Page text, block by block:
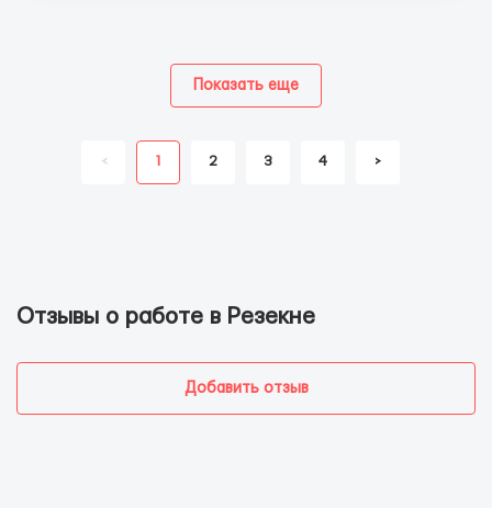
< 1 2 3 4 >
Показать еще
Отзывы о работе в Резекне
Добавить отзыв